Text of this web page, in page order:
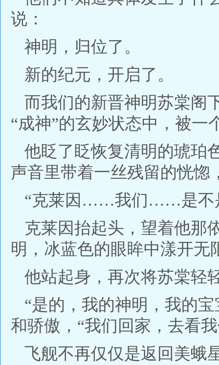
说：
神明，归位了。
新的纪元，开启了。
而我们的新晋神明苏棠阁
“成神”的玄妙状态中，被一
他眨了眨恢复清明的琥珀
声音里带着一丝残留的恍惚
“克莱因……我们……是不
克莱因抬起头，望着他那
明，冰蓝色的眼眸中漾开无
他站起身，再次将苏棠轻
“是的，我的神明，我的
和骄傲，“我们回家，去看
飞舰不再仅仅是返回美蛾